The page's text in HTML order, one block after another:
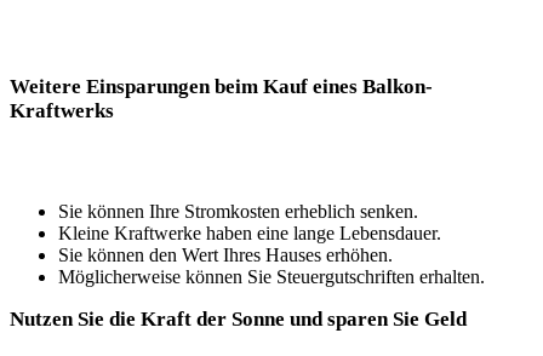
Weitere Einsparungen beim ‌Kauf eines Balkon-
Kraftwerks
Sie können Ihre Stromkosten‌ erheblich senken.
Kleine ⁤Kraftwerke haben​ eine lange ‌Lebensdauer.
Sie können ⁢den Wert Ihres Hauses‍ erhöhen.
Möglicherweise⁢ können Sie Steuergutschriften erhalten.
Nutzen Sie​ die Kraft der Sonne und ‌sparen Sie Geld